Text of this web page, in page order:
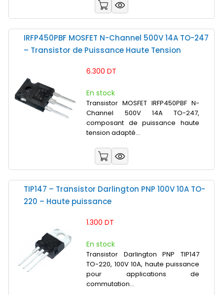
IRFP450PBF MOSFET N-Channel 500V 14A TO-247
– Transistor de Puissance Haute Tension
6.300 DT
En stock
Transistor MOSFET IRFP450PBF N-
Channel 500V 14A TO-247,
composant de puissance haute
tension adapté...
TIP147 – Transistor Darlington PNP 100V 10A TO-
220 – Haute puissance
1.300 DT
En stock
Transistor Darlington PNP TIP147
TO-220, 100V 10A, haute puissance
pour applications de
commutation...